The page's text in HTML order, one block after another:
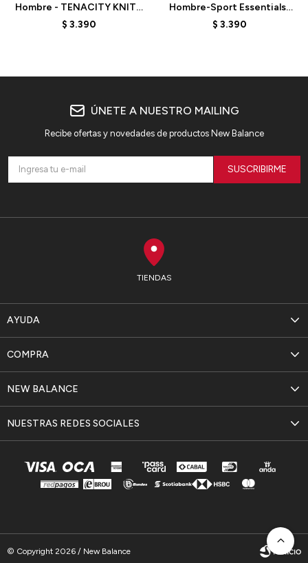
Hombre - TENACITY KNIT -
MP33091NNY - NB NAVY
$ 3.390
Hombre-Sport Essentials-
MP41519NNY - BLUE
$ 3.390
TIENDAS
AYUDA
NEW BALANCE
COMPRA
NUESTRAS REDES SOCIALES
ÚNETE A NUESTRO MAILING
Recibe ofertas y novedades de productos New Balance
SUSCRIBIRME
© Copyright 2026 / New Balance